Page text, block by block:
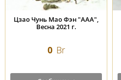
Цзао Чунь Мао Фэн "ААА",
Весна 2021 г.
0 Br